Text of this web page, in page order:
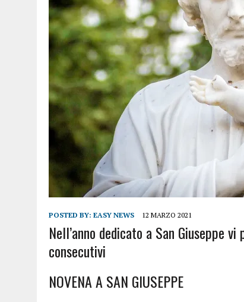
POSTED BY: EASY NEWS 12 MARZO 2021
Nell’anno dedicato a San Giuseppe
consecutivi
NOVENA A SAN GIUSEPPE